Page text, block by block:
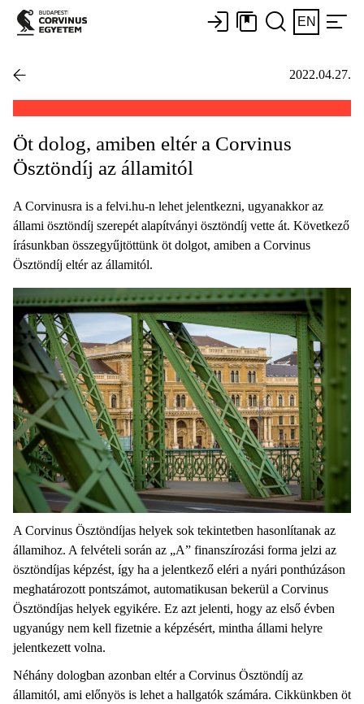
EN
2022.04.27.
Öt dolog, amiben eltér a Corvinus
Ösztöndíj az államitól
A Corvinusra is a felvi.hu-n lehet jelentkezni, ugyanakkor az
állami ösztöndíj szerepét alapítványi ösztöndíj vette át. Következő
írásunkban összegyűjtöttünk öt dolgot, amiben a Corvinus
Ösztöndíj eltér az államitól.
A Corvinus Ösztöndíjas helyek sok tekintetben hasonlítanak az
államihoz. A felvételi során az „A” finanszírozási forma jelzi az
ösztöndíjas képzést, így ha a jelentkező eléri a nyári ponthúzáson
meghatározott pontszámot, automatikusan bekerül a Corvinus
Ösztöndíjas helyek egyikére. Ez azt jelenti, hogy az első évben
ugyanúgy nem kell fizetnie a képzésért, mintha állami helyre
jelentkezett volna.
Néhány dologban azonban eltér a Corvinus Ösztöndíj az
államitól, ami előnyös is lehet a hallgatók számára. Cikkünkben öt